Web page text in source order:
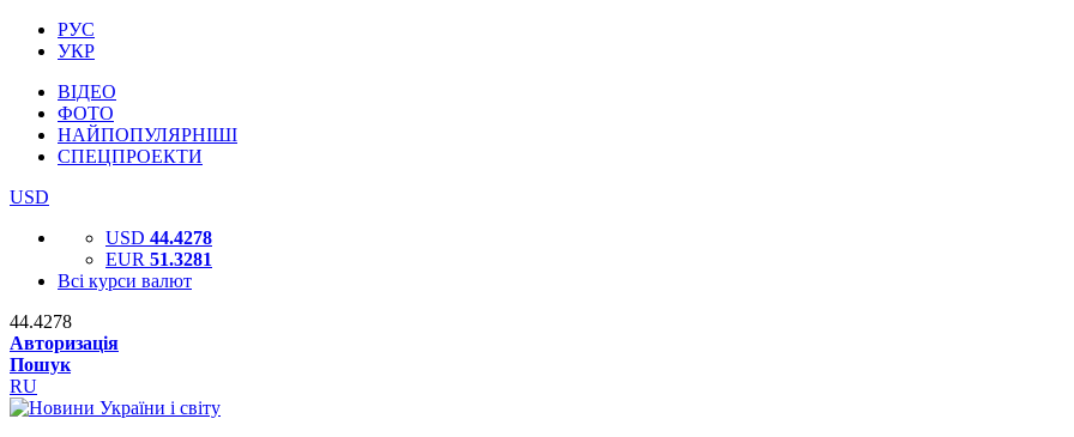
РУС
УКР
ВІДЕО
ФОТО
НАЙПОПУЛЯРНІШІ
СПЕЦПРОЕКТИ
USD
USD 44.4278
EUR 51.3281
Всі курси валют
44.4278
Авторизація
Пошук
RU